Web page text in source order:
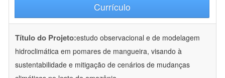
Currículo
Título do Projeto:estudo observacional e de modelagem
hidroclimática em pomares de mangueira, visando à
sustentabilidade e mitigação de cenários de mudanças